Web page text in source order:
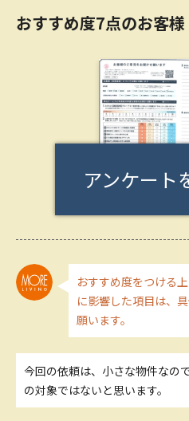
おすすめ度7点のお客様
アンケート
おすすめ度をつける
に影響した項目は、
願います。
今回の依頼は、小さな物件なの
の対象ではないと思います。